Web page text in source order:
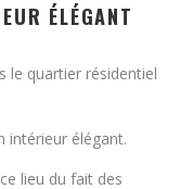
ÉLÉGANT
le quartier résidentiel
intérieur élégant.
lieu du fait des